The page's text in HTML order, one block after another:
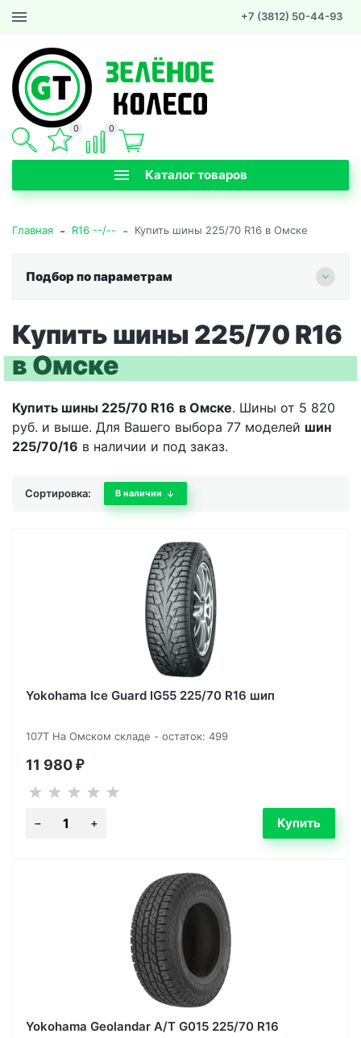
+7 (3812) 50-44-93
Каталог товаров
0 0
Главная - R16 --/-- - Купить шины 225/70 R16 в Омске
Подбор по параметрам
Купить шины 225/70 R16
в Омске
Купить шины 225/70 R16 в Омске. Шины от 5 820
руб. и выше. Для Вашего выбора 77 моделей шин
225/70/16 в наличии и под заказ.
Сортировка: В наличии
Yokohama Ice Guard IG55 225/70 R16 шип
107T На Омском складе - остаток: 499
11 980 ₽
Yokohama Geolandar A/T G015 225/70 R16